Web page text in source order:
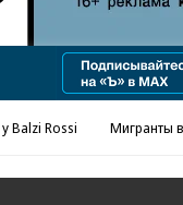
Balzi Rossi Мигранты